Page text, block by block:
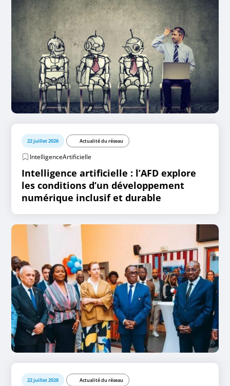
22 juillet 2026 Actualité du réseau
IntelligenceArtificielle
Intelligence artificielle : l’AFD explore
les conditions d’un développement
numérique inclusif et durable
22 juillet 2026 Actualité du réseau